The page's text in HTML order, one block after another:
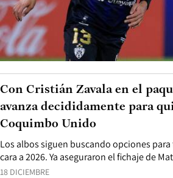
18 DICIEMBRE
Los albos siguen buscando opciones
cara a 2026. Ya aseguraron el fichaje de
Con Cristián Zavala en el
avanza decididamente para
Coquimbo Unido